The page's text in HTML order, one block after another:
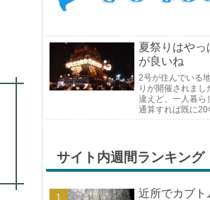
夏祭りはやっ
が良いね
2号が住んでいる
りが開催されまし
違えど、一人暮ら
通算すれば既に20
す。そして、それ
じようで、夏祭り
サイト内週間ランキング
近所でカブト